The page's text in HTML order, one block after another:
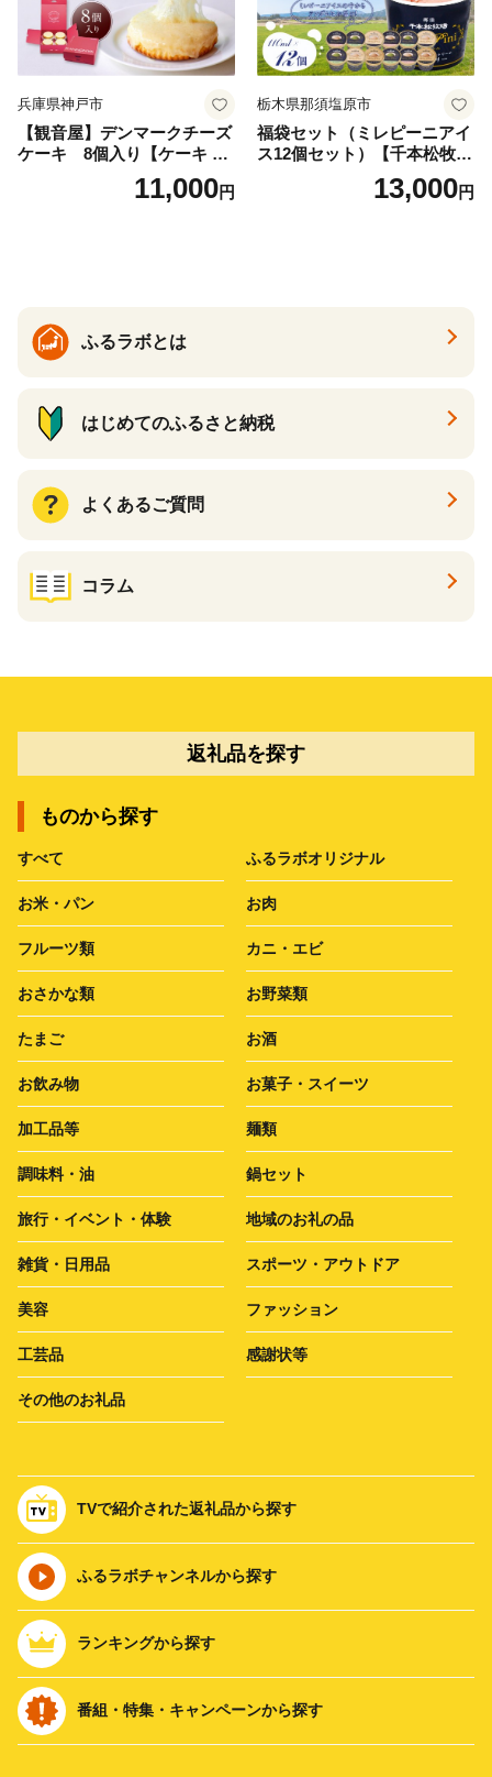
兵庫県神戸市
【観音屋】デンマークチーズ
ケーキ 8個入り【ケーキ チ
ーズケーキ 人気スイーツ お
すすめスイーツ 神戸スイー
11,000円
栃木県那須塩原市
福袋セット（ミレピーニアイ
ス12個セット）【千本松牧
場】 ns025-014-12 【デザー
ト 詰め合わせ ギフト】
13,000円
ふるラボとは
はじめてのふるさと納税
よくあるご質問
コラム
返礼品を探す
ものから探す
すべて ふるラボオリジナル
お米・パン お肉
フルーツ類 カニ・エビ
おさかな類 お野菜類
たまご お酒
お飲み物 お菓子・スイーツ
加工品等 麺類
調味料・油 鍋セット
旅行・イベント・体験 地域のお礼の品
雑貨・日用品 スポーツ・アウトドア
美容 ファッション
工芸品 感謝状等
その他のお礼品
TVで紹介された返礼品から探す
ふるラボチャンネルから探す
ランキングから探す
番組・特集・キャンペーンから探す